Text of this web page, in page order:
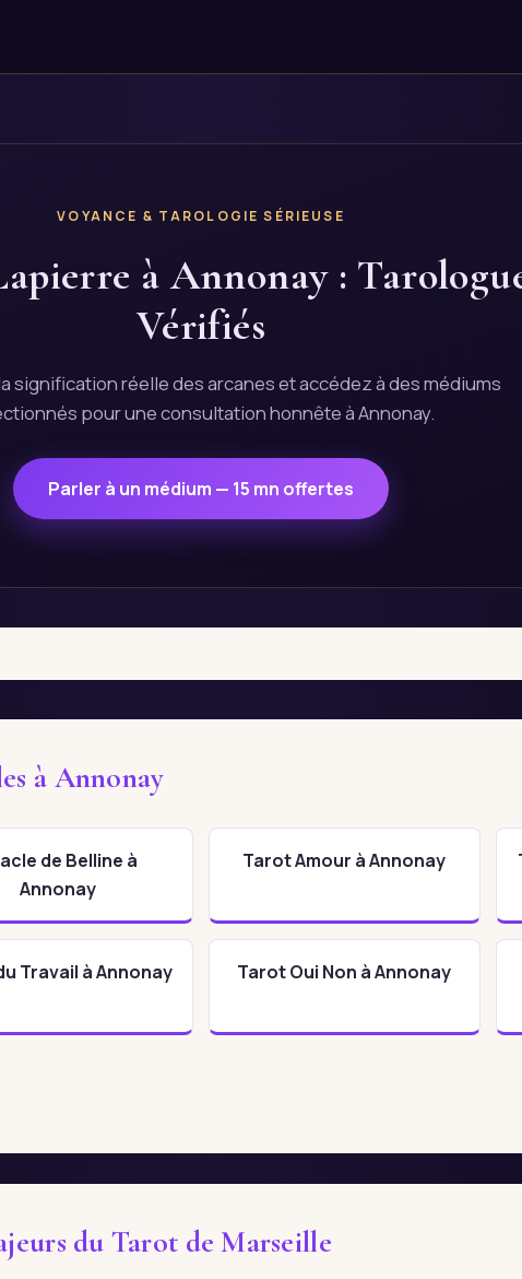
VOYANCE & TAROLOGIE SÉRIEUSE
à Annonay :
Vérifiés
signification réelle des arcanes et accédez à des médiums
pour une consultation honnête à Annonay.
Parler à un médium — 15 mn offertes
à Annonay
de Belline à
Annonay
Tarot Amour à Annonay
Travail à Annonay Tarot Oui Non à Annonay
du Tarot de Marseille